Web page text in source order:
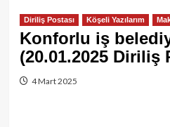
Diriliş Postası Köşeli Yazılarım
Konforlu iş
(20.01.2025 Diriliş
4 Mart 2025